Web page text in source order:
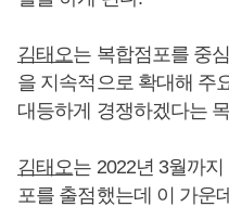
김태오는 복합점포를 중
을 지속적으로 확대해 주
대등하게 경쟁하겠다는
김태오는 2022년 3월까
포를 출점했는데 이 가운